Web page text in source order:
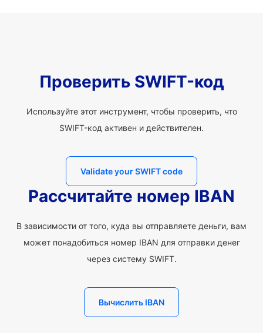
Проверить SWIFT-код
Используйте этот инструмент, чтобы проверить, что
SWIFT-код активен и действителен.
Validate your SWIFT code
Рассчитайте номер IBAN
В зависимости от того, куда вы отправляете деньги, вам
может понадобиться номер IBAN для отправки денег
через систему SWIFT.
Вычислить IBAN